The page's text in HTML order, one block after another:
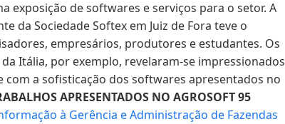
exposição de softwares e serviços para o setor. A
da Sociedade Softex em Juiz de Fora teve o
empresários, produtores e estudantes. Os
Itália, por exemplo, revelaram-se impressionados
a sofisticação dos softwares apresentados no
APRESENTADOS NO AGROSOFT 95
à Gerência e Administração de Fazendas